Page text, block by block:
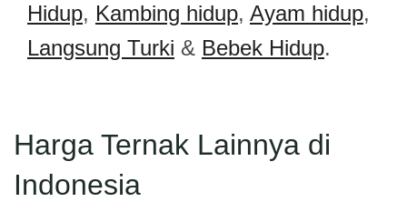
Hidup, Kambing hidup, Ayam hidup,
Langsung Turki & Bebek Hidup.
Harga Ternak Lainnya di
Indonesia